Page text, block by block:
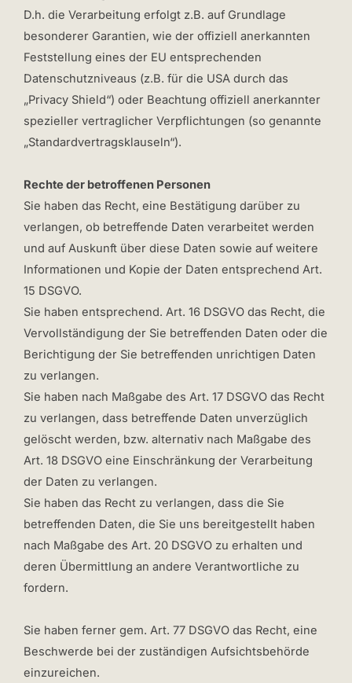
D.h. die Verarbeitung erfolgt z.B. auf Grundlage
besonderer Garantien, wie der offiziell anerkannten
Feststellung eines der EU entsprechenden
Datenschutzniveaus (z.B. für die USA durch das
„Privacy Shield“) oder Beachtung offiziell anerkannter
spezieller vertraglicher Verpflichtungen (so genannte
„Standardvertragsklauseln“).
Rechte der betroffenen Personen
Sie haben das Recht, eine Bestätigung darüber zu
verlangen, ob betreffende Daten verarbeitet werden
und auf Auskunft über diese Daten sowie auf weitere
Informationen und Kopie der Daten entsprechend Art.
15 DSGVO.
Sie haben entsprechend. Art. 16 DSGVO das Recht, die
Vervollständigung der Sie betreffenden Daten oder die
Berichtigung der Sie betreffenden unrichtigen Daten
zu verlangen.
Sie haben nach Maßgabe des Art. 17 DSGVO das Recht
zu verlangen, dass betreffende Daten unverzüglich
gelöscht werden, bzw. alternativ nach Maßgabe des
Art. 18 DSGVO eine Einschränkung der Verarbeitung
der Daten zu verlangen.
Sie haben das Recht zu verlangen, dass die Sie
betreffenden Daten, die Sie uns bereitgestellt haben
nach Maßgabe des Art. 20 DSGVO zu erhalten und
deren Übermittlung an andere Verantwortliche zu
fordern.
Sie haben ferner gem. Art. 77 DSGVO das Recht, eine
Beschwerde bei der zuständigen Aufsichtsbehörde
einzureichen.